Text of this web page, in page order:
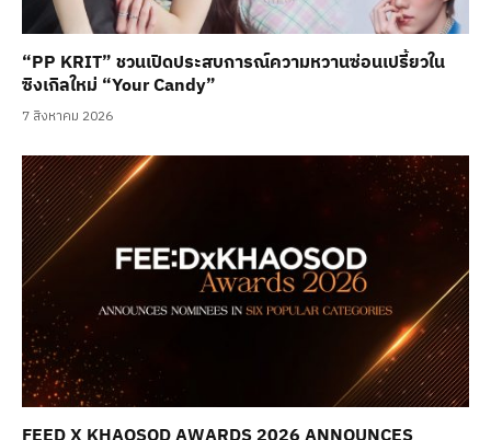
“PP KRIT” ชวนเปิดประสบการณ์ความหวานซ่อนเปรี้ยวใน
ซิงเกิลใหม่ “Your Candy”
7 สิงหาคม 2026